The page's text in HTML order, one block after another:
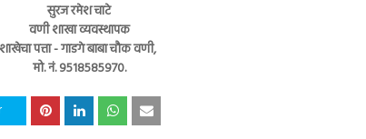
सुरज रमेश चाटे
वणी शाखा व्यवस्थापक
शाखेचा पत्ता - गाडगे बाबा चौक वणी,
मो. नं. 9518585970.